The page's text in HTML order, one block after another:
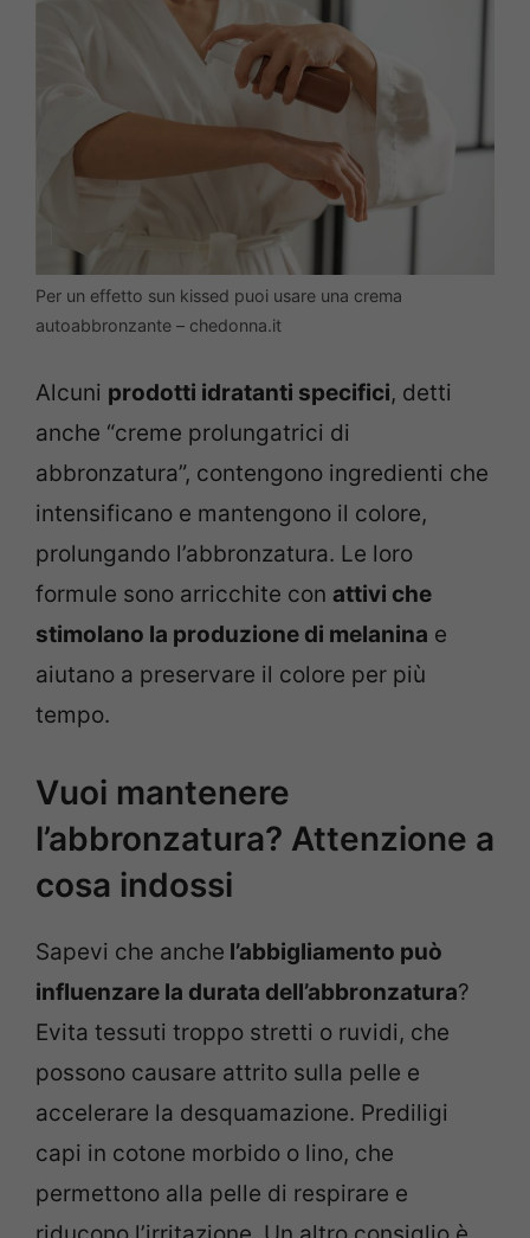
Per un effetto sun kissed puoi usare una crema
autoabbronzante – chedonna.it
Alcuni prodotti idratanti specifici, detti
anche “creme prolungatrici di
abbronzatura”, contengono ingredienti che
intensificano e mantengono il colore,
prolungando l’abbronzatura. Le loro
formule sono arricchite con attivi che
stimolano la produzione di melanina e
aiutano a preservare il colore per più
tempo.
Vuoi mantenere
l’abbronzatura? Attenzione a
cosa indossi
Sapevi che anche l’abbigliamento può
influenzare la durata dell’abbronzatura?
Evita tessuti troppo stretti o ruvidi, che
possono causare attrito sulla pelle e
accelerare la desquamazione. Prediligi
capi in cotone morbido o lino, che
permettono alla pelle di respirare e